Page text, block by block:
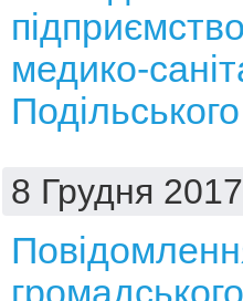
медико-
8 Грудня 2017